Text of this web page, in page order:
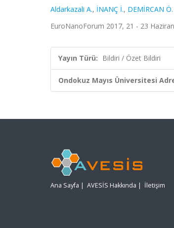
Aldarkazali A., İNANÇ İ., DEMİRCAN Ö.
EuroNanoForum 2017, 21 - 23
Yayın Türü: Bildiri / Özet Bildiri
Ondokuz Mayıs Üniversitesi
Ana Sayfa | AVESİS Hakkında | İletişim